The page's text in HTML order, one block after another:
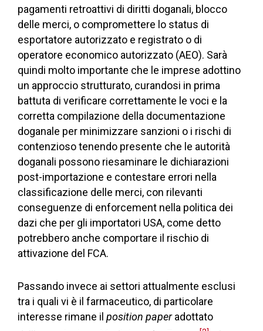
pagamenti retroattivi di diritti doganali, blocco
delle merci, o compromettere lo status di
esportatore autorizzato e registrato o di
operatore economico autorizzato (AEO). Sarà
quindi molto importante che le imprese adottino
un approccio strutturato, curandosi in prima
battuta di verificare correttamente le voci e la
corretta compilazione della documentazione
doganale per minimizzare sanzioni o i rischi di
contenzioso tenendo presente che le autorità
doganali possono riesaminare le dichiarazioni
post-importazione e contestare errori nella
classificazione delle merci, con rilevanti
conseguenze di enforcement nella politica dei
dazi che per gli importatori USA, come detto
potrebbero anche comportare il rischio di
attivazione del FCA.
Passando invece ai settori attualmente esclusi
tra i quali vi è il farmaceutico, di particolare
interesse rimane il position paperadottato